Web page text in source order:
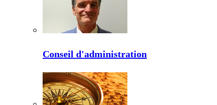
Conseil d'administration